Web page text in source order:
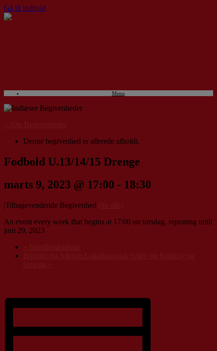
Gå til indhold
Menu
Denne begivenhed er allerede afholdt.
Fodbold U.13/14/15 Drenge
marts 9, 2023 @ 17:00 - 18:30
|Tilbagevendende Begivenhed
An event every week that begins at 17:00 on torsdag, repeating until
juni 29, 2023